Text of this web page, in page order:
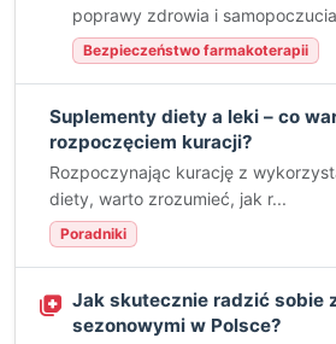
poprawy zdrowia i
Bezpieczeństwo farmakoterapii
Suplementy diety a leki – co
rozpoczęciem kuracji?
Rozpoczynając kurację z
diety, warto zrozumieć, jak r...
Poradniki
Jak skutecznie radzić sobie
sezonowymi w Polsce?